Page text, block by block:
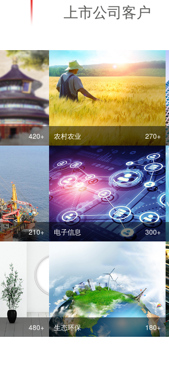
上市公司客户
420+ 270+
农村农业
210+ 300+
电子信息
480+ 180+
生态环保